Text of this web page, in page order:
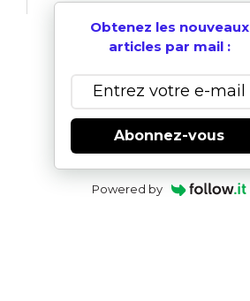
Obtenez les nouveaux
articles par mail :
Abonnez-vous
Powered by